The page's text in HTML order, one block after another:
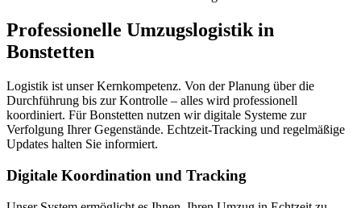
Professionelle Umzugslogistik in
Bonstetten
Logistik ist unser Kernkompetenz. Von der Planung über die
Durchführung bis zur Kontrolle – alles wird professionell
koordiniert. Für Bonstetten nutzen wir digitale Systeme zur
Verfolgung Ihrer Gegenstände. Echtzeit-Tracking und regelmäßige
Updates halten Sie informiert.
Digitale Koordination und Tracking